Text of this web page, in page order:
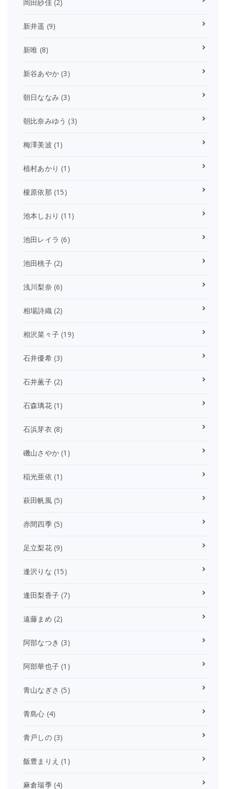
岡田紗佳(2)
新井遥 (9)
新唯 (8)
新谷あやか (3)
朝日ななみ (3)
朝比奈みゆう (3)
梅澤美波 (1)
植村あかり (1)
榎原依那 (15)
池本しおり (11)
池田レイラ (6)
池田桃子(2)
浅川梨奈 (6)
相場詩織(2)
相沢菜々子 (19)
石井優希(3)
石井薫子(2)
石森璃花(1)
石浜芽衣 (8)
磯山さやか (1)
稲光亜依 (1)
萩田帆風(5)
赤間四季(5)
足立梨花(9)
逢沢りな (15)
逢田梨香子 (7)
遠藤まめ (2)
阿部なつき (3)
阿部華也子 (1)
青山なぎさ (5)
青島心 (4)
青戸しの(3)
飯豊まりえ (1)
麻倉瑞季(4)